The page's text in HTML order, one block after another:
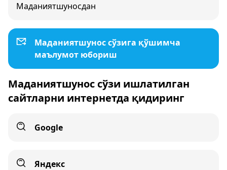
Маданиятшуносдан
Маданиятшунос сўзига қўшимча
маълумот юбориш
Маданиятшунос сўзи ишлатилган
сайтларни интернетда қидиринг
Google
Яндекс